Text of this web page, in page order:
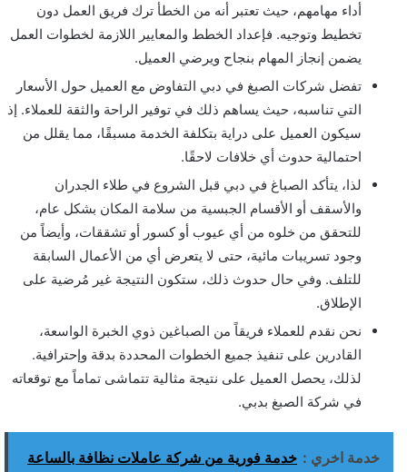
أداء مهامهم، حيث تعتبر أنه من الخطأ ترك فريق العمل دون
تخطيط وتوجيه. فإعداد الخطط والمعايير اللازمة لخطوات العمل
يضمن إنجاز المهام بنجاح ويرضي العميل.
تفضل شركات الصبغ في دبي التفاوض مع العميل حول الأسعار
التي تناسبه، حيث يساهم ذلك في توفير الراحة والثقة للعملاء. إذ
سيكون العميل على دراية بتكلفة الخدمة مسبقًا، مما يقلل من
احتمالية حدوث أي خلافات لاحقًا.
لذا، يتأكد الصباغ في دبي قبل الشروع في طلاء الجدران
والأسقف أو الأقسام الجبسية من سلامة المكان بشكل عام،
للتحقق من خلوه من أي عيوب أو كسور أو تشققات، وأيضاً من
وجود تسريبات مائية، حتى لا يتعرض أي من الأعمال السابقة
للتلف. وفي حال حدوث ذلك، ستكون النتيجة غير مُرضية على
الإطلاق.
نحن نقدم للعملاء فريقاً من الصباغين ذوي الخبرة الواسعة،
القادرين على تنفيذ جميع الخطوات المحددة بدقة وإحترافية.
لذلك، يحصل العميل على نتيجة مثالية تتماشى تماماً مع توقعاته
في شركة الصبغ بدبي.
خدمة اخري : خدمة فورية من شركة عاملات نظافة بالساعة